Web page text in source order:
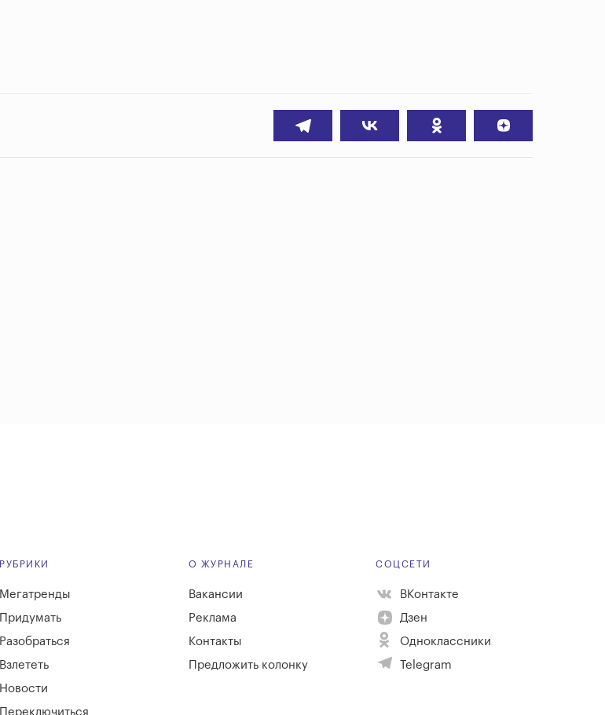
РУБРИКИ
Мегатренды
Придумать
Разобраться
Взлететь
Новости
Переключиться
О ЖУРНАЛЕ
Вакансии
Реклама
Контакты
Предложить колонку
СОЦСЕТИ
ВКонтакте
Дзен
Одноклассники
Telegram